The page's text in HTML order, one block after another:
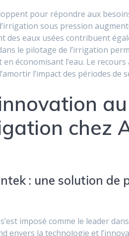
pour répondre aux
sous pression
des eaux usées contribuent
le pilotage de l’irrigation
économisant l’eau. Le
l’impact des périodes de
chez
: une solution de
imposé comme le leader
envers la technologie et